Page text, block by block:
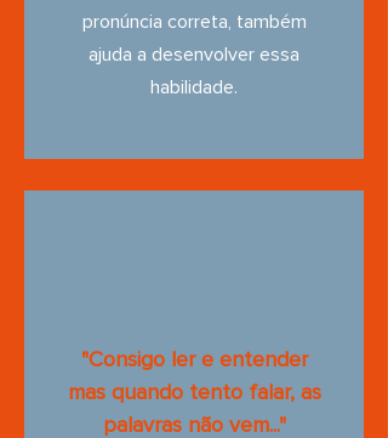
pronúncia correta, também
ajuda a desenvolver essa
habilidade.
"Consigo ler e entender
mas quando tento falar, as
palavras não vem..."